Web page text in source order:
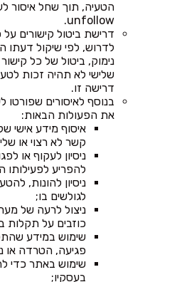
הטעיה, תוך שחל איסור
unfollow.
דרישת ביטול קישורים
לדרוש, לפי שיקול דעתו
נימוק, ביטול של כל
שלישי לא תהיה זכות
דרישה זו.
בנוסף לאיסורים שפורטו
את הפעולות הבאות:
איסוף מידע אישי
קשר לא רצוי או
ניסיון לעקוף או
להפריע לפעילותו
ניסיון להונות,
לגולשים בו;
ניצול לרעה של
כוזבים על תקלות
שימוש במידע
פגיעה, הטרדה או
שימוש באתר כדי
בעסקיו;